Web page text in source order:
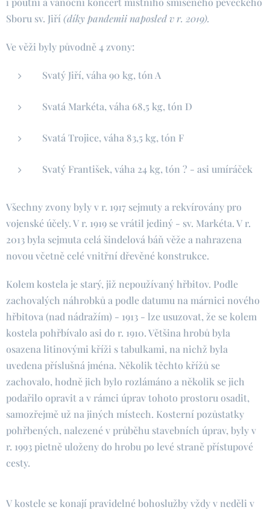
Sboru sv. Jiří (díky pandemii naposled v r. 2019).
Ve věži byly původně 4 zvony:
Svatý Jiří, váha 90 kg, tón A
Svatá Markéta, váha 68,5 kg, tón D
Svatá Trojice, váha 83,5 kg, tón F
Svatý František, váha 24 kg, tón ? - asi umíráček
Všechny zvony byly v r. 1917 sejmuty a rekvírovány pro
vojenské účely. V r. 1919 se vrátil jediný - sv. Markéta. V r.
2013 byla sejmuta celá šindelová báň věže a nahrazena
novou včetně celé vnitřní dřevěné konstrukce.
Kolem kostela je starý, již nepoužívaný hřbitov. Podle
zachovalých náhrobků a podle datumu na márnici nového
hřbitova (nad nádražím) - 1913 - lze usuzovat, že se kolem
kostela pohřbívalo asi do r. 1910. Většina hrobů byla
osazena litinovými kříži s tabulkami, na nichž byla
uvedena příslušná jména. Několik těchto křížů se
zachovalo, hodně jich bylo rozlámáno a několik se jich
podařilo opravit a v rámci úprav tohoto prostoru osadit,
samozřejmě už na jiných místech. Kosterní pozůstatky
pohřbených, nalezené v průběhu stavebních úprav, byly v
r. 1993 pietně uloženy do hrobu po levé straně přístupové
cesty.
V kostele se konají pravidelné bohoslužby vždy v neděli v